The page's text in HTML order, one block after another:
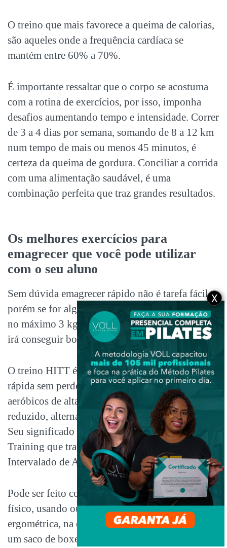
O treino que mais favorece a queima de calorias,
são aqueles onde a frequência cardíaca se
mantém entre 60% a 70%.
É importante ressaltar que o corpo se acostuma
com a rotina de exercícios, por isso, imponha
desafios aumentando tempo e intensidade. Correr
de 3 a 4 dias por semana, somando de 8 a 12 km
num tempo de mais ou menos 45 minutos, é
certeza da queima de gordura. Conciliar a corrida
com uma alimentação saudável, é uma
combinação perfeita que traz grandes resultados.
Os melhores exercícios para
emagrecer que você pode utilizar
com o seu aluno
Sem dúvida emagrecer rápido não é tarefa fácil,
porém se for alguns quilinhos extras de uns 2 e
no máximo 3 kg mais dieta equilibrada, o aluno
irá conseguir bons resultados.
O treino HITT é ideal para queima de gordura
rápida sem perder massa magra. São exercícios
aeróbicos de alta intensidade em um tempo
reduzido, alternado com momentos de descanso.
Seu significado é High Intensity Interval
Training que traduzido em português é Treino
Intervalado de Alta Intensidade.
Pode ser feito com qualquer tipo de exercício
físico, usando ou não equipamentos como: na
ergométrica, na esteira, na rua, na piscina, com
um saco de boxe, com corda de pular. Enfim, são
X